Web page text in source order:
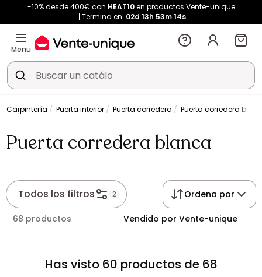
-10% desde 400€ con HEAT10en productos Vente-unique
Termina en: 02d 13h 53m 14s
Menu
Carpintería Puerta interior Puerta corredera Puerta corredera
Puerta corredera blanca
Todos los filtros 2 Ordena por
68 productos Vendido por Vente-unique
Has visto 60 productos de 68